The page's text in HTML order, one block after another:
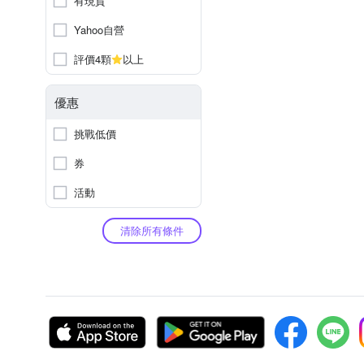
Yahoo自營
評價4顆
以上
優惠
挑戰低價
券
活動
清除所有條件